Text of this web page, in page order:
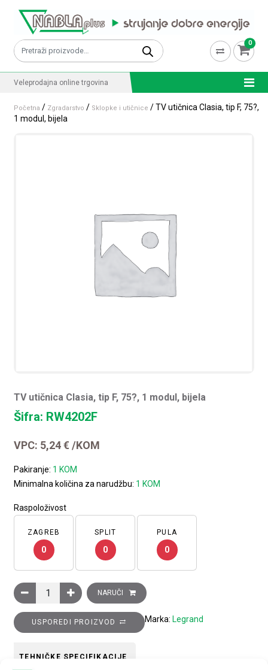
Pretraži: 0
Veleprodajna online trgovina
Početna / Zgradarstvo / Sklopke i utičnice / TV utičnica Clasia, tip F, 75?,
1 modul, bijela
TV utičnica Clasia, tip F, 75?, 1 modul, bijela
Šifra: RW4202F
VPC: 5,24€ /KOM
Pakiranje: 1 KOM
Minimalna količina za narudžbu: 1 KOM
Raspoloživost
ZAGREB
0
SPLIT
0
PULA
0
TV utičnica Clasia, tip F, 75?, 1 modul, bijela količina
NARUČI
USPOREDI PROIZVOD Marka: Legrand
TEHNIČKE SPECIFIKACIJE